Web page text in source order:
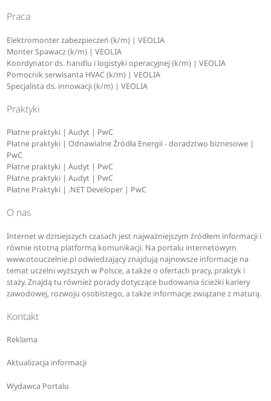
Praca
Elektromonter zabezpieczeń (k/m) | VEOLIA
Monter Spawacz (k/m) | VEOLIA
Koordynator ds. handlu i logistyki operacyjnej (k/m) | VEOLIA
Pomocnik serwisanta HVAC (k/m) | VEOLIA
Specjalista ds. innowacji (k/m) | VEOLIA
Praktyki
Płatne praktyki | Audyt | PwC
Płatne praktyki | Odnawialne Źródła Energii - doradztwo biznesowe |
PwC
Płatne praktyki | Audyt | PwC
Płatne praktyki | Audyt | PwC
Płatne Praktyki | .NET Developer | PwC
O nas
Internet w dzisiejszych czasach jest najważniejszym źródłem informacji i
równie istotną platformą komunikacji. Na portalu internetowym
www.otouczelnie.pl odwiedzający znajdują najnowsze informacje na
temat uczelni wyższych w Polsce, a także o ofertach pracy, praktyk i
staży. Znajdą tu również porady dotyczące budowania ścieżki kariery
zawodowej, rozwoju osobistego, a także informacje związane z maturą.
Kontakt
Reklama
Aktualizacja informacji
Wydawca Portalu